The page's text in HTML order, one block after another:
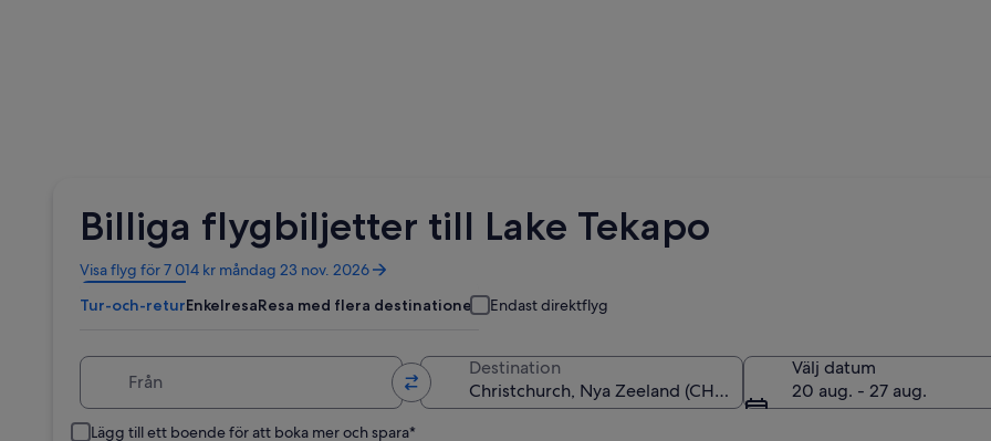
Billiga flygbiljetter till Lake Tekapo
Visa flyg för 7 014 kr måndag 23 nov. 2026
Öppnas
ett
Tur-och-returEnkelresaResa med flera destinationer Endast direktflyg
Destination
Välj datum
20 aug. - 27 aug.
Lägg till ett boende för att boka mer och spara*